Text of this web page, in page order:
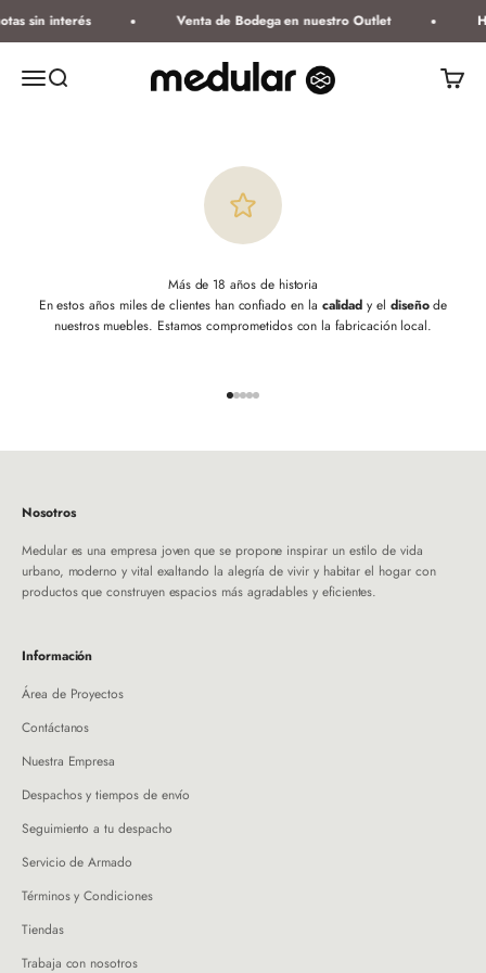
sin interés Venta de Bodega en nuestro Outlet
Abrir menú de navegación
Abrir búsqueda Medular Diseño Abrir
Más de 18 años de historia
En estos años miles de clientes han confiado en la calidad y el diseñode
nuestros muebles. Estamos comprometidos con la fabricación local.
Ir al artículo 1
Ir al artículo 2
Ir al artículo 3
Ir al artículo 4
Ir al artículo 5
Nosotros
Medular es una empresa joven que se propone inspirar un estilo de vida
urbano, moderno y vital exaltando la alegría de vivir y habitar el hogar con
productos que construyen espacios más agradables y eficientes.
Información
Área de Proyectos
Contáctanos
Nuestra Empresa
Despachos y tiempos de envío
Seguimiento a tu despacho
Servicio de Armado
Términos y Condiciones
Tiendas
Trabaja con nosotros